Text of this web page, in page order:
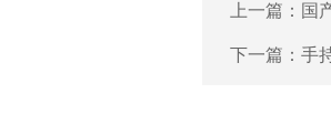
上一篇： 国
下一篇： 手